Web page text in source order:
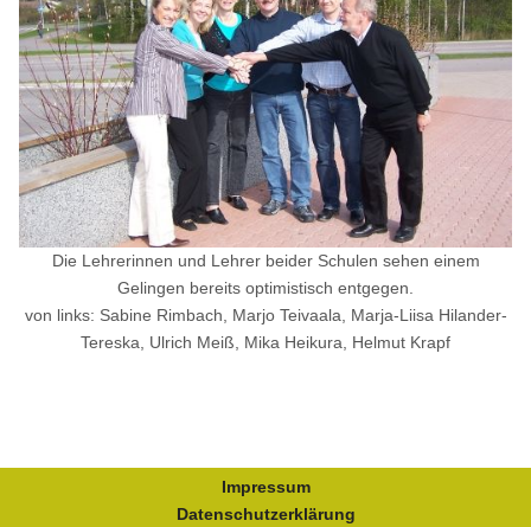
Die Lehrerinnen und Lehrer beider Schulen sehen einem
Gelingen bereits optimistisch entgegen.
von links: Sabine Rimbach, Marjo Teivaala, Marja-Liisa Hilander-
Tereska, Ulrich Meiß, Mika Heikura, Helmut Krapf
Impressum
Datenschutzerklärung